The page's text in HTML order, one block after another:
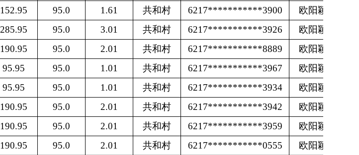
152.95 95.0 1.61 共和村 6217***********3900
欧阳颖
285.95 95.0 3.01 共和村 6217***********3926
欧阳颖
190.95 95.0 2.01 共和村 6217***********8889
欧阳颖
95.95 95.0 1.01 共和村 6217***********3967
欧阳颖
95.95 95.0 1.01 共和村 6217***********3934
欧阳颖
190.95 95.0 2.01 共和村 6217***********3942
欧阳颖
190.95 95.0 2.01 共和村 6217***********3959
欧阳颖
190.95 95.0 2.01 共和村 6217***********0555
欧阳颖